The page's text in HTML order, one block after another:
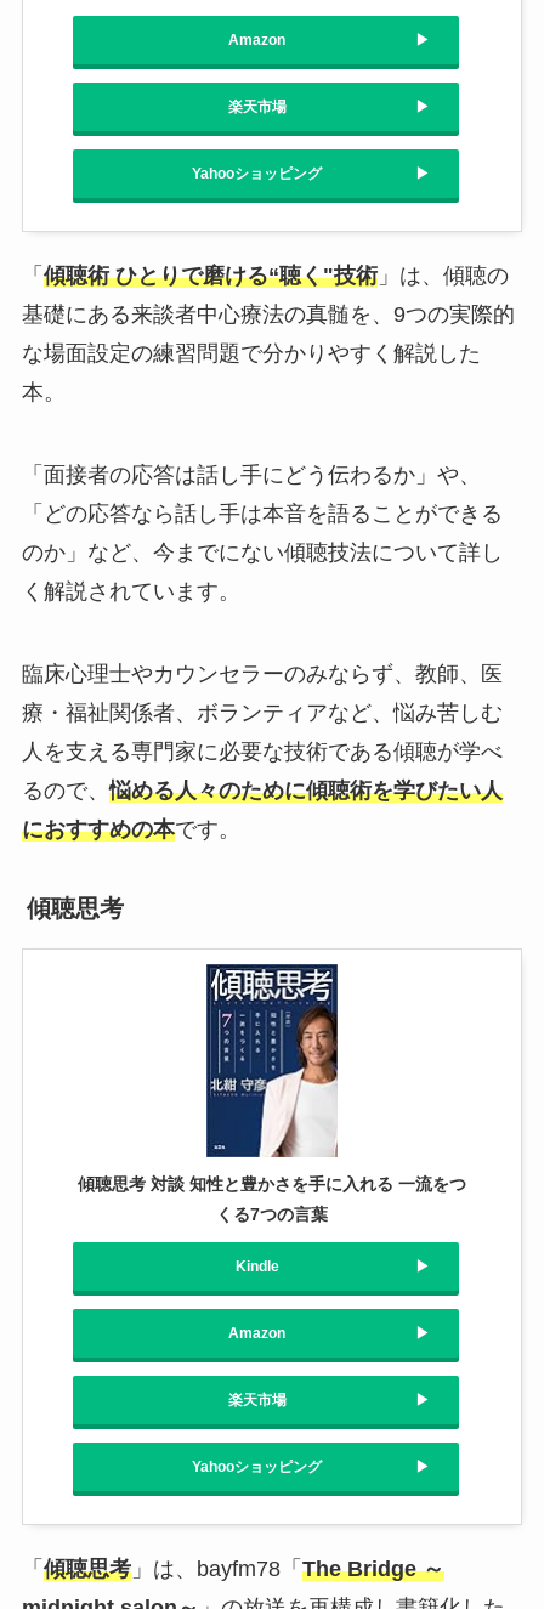
Amazon
楽天市場
Yahooショッピング
「 傾聴術 ひとりで磨ける“聴く"技術」は、傾聴の
基礎にある来談者中心療法の真髄を、9つの実際的
な場面設定の練習問題で分かりやすく解説した
本。
「面接者の応答は話し手にどう伝わるか」や、
「どの応答なら話し手は本音を語ることができる
のか」など、今までにない傾聴技法について詳し
く解説されています。
臨床心理士やカウンセラーのみならず、教師、医
療・福祉関係者、ボランティアなど、悩み苦しむ
人を支える専門家に必要な技術である傾聴が学べ
るので、悩める人々のために傾聴術を学びたい人
におすすめの本です。
傾聴思考
傾聴思考 対談 知性と豊かさを手に入れる 一流をつ
くる7つの言葉
Kindle
Amazon
楽天市場
Yahooショッピング
「 傾聴思考」は、bayfm78「 The Bridge ～